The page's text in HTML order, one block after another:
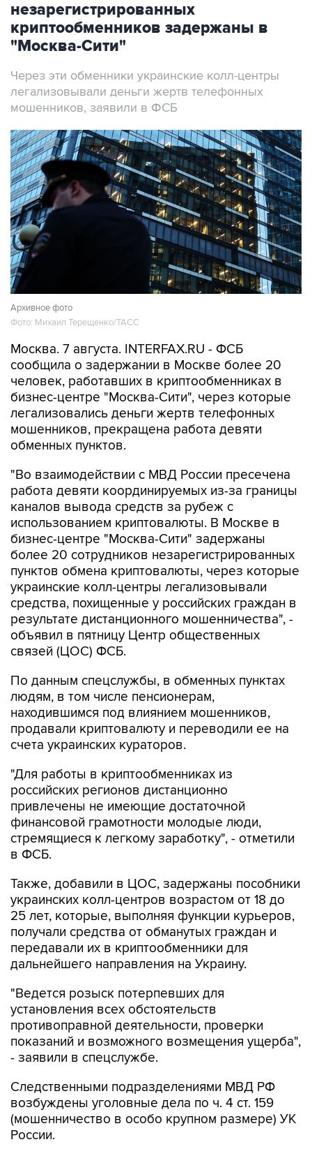
незарегистрированных
криптообменников задержаны в
"Москва-Сити"
Через эти обменники украинские колл-центры
легализовывали деньги жертв телефонных
мошенников, заявили в ФСБ
Архивное фото
Фото: Михаил Терещенко/ТАСС
Москва. 7 августа. INTERFAX.RU - ФСБ
сообщила о задержании в Москве более 20
человек, работавших в криптообменниках в
бизнес-центре "Москва-Сити", через которые
легализовались деньги жертв телефонных
мошенников, прекращена работа девяти
обменных пунктов.
"Во взаимодействии с МВД России пресечена
работа девяти координируемых из-за границы
каналов вывода средств за рубеж с
использованием криптовалюты. В Москве в
бизнес-центре "Москва-Сити" задержаны
более 20 сотрудников незарегистрированных
пунктов обмена криптовалюты, через которые
украинские колл-центры легализовывали
средства, похищенные у российских граждан в
результате дистанционного мошенничества", -
объявил в пятницу Центр общественных
связей (ЦОС) ФСБ.
По данным спецслужбы, в обменных пунктах
людям, в том числе пенсионерам,
находившимся под влиянием мошенников,
продавали криптовалюту и переводили ее на
счета украинских кураторов.
"Для работы в криптообменниках из
российских регионов дистанционно
привлечены не имеющие достаточной
финансовой грамотности молодые люди,
стремящиеся к легкому заработку", - отметили
в ФСБ.
Также, добавили в ЦОС, задержаны пособники
украинских колл-центров возрастом от 18 до
25 лет, которые, выполняя функции курьеров,
получали средства от обманутых граждан и
передавали их в криптообменники для
дальнейшего направления на Украину.
"Ведется розыск потерпевших для
установления всех обстоятельств
противоправной деятельности, проверки
показаний и возможного возмещения ущерба",
- заявили в спецслужбе.
Следственными подразделениями МВД РФ
возбуждены уголовные дела по ч. 4 ст. 159
(мошенничество в особо крупном размере) УК
России.